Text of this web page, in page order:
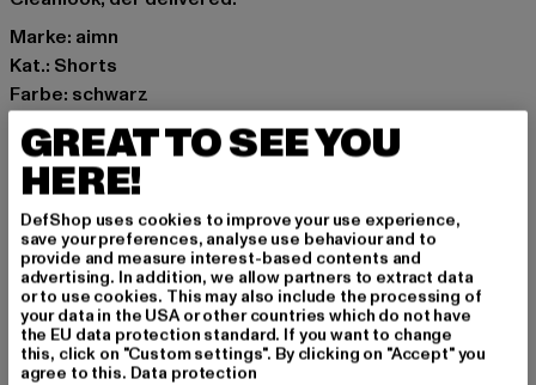
Marke: aimn
Kat.: Shorts
Farbe: schwarz
Hersteller Farbe: black
Materialzusammensetzung: 80% Recyceltes Polyester,
20% Elasthan
Art.Nr: 61130050-00007
Hersteller: Urban Styles Agency GmbH & Co. KG |
agentur@urbanstylesagency.com
Schanzenstraße 41 | 51063 Köln | DE
GREAT TO SEE YOU
HERE!
DefShop uses cookies to improve your use experience,
save your preferences, analyse use behaviour and to
provide and measure interest-based contents and
advertising. In addition, we allow partners to extract data
or to use cookies. This may also include the processing of
your data in the USA or other countries which do not have
the EU data protection standard. If you want to change
this, click on "Custom settings". By clicking on "Accept" you
agree to this. Data protection